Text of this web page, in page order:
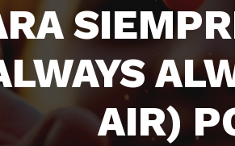
AIR)